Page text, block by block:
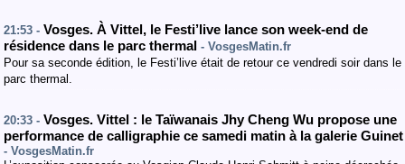
21:53 - Vosges. À Vittel, le Festi’live lance son week-end de
résidence dans le parc thermal - VosgesMatin.fr
Pour sa seconde édition, le Festi’live était de retour ce vendredi soir dans le
parc thermal.
20:33 - Vosges. Vittel : le Taïwanais Jhy Cheng Wu propose une
performance de calligraphie ce samedi matin à la galerie Guinet
- VosgesMatin.fr